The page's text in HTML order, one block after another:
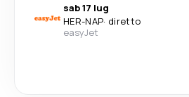
sab 17 lug
HER-NAP· diretto
easyJet